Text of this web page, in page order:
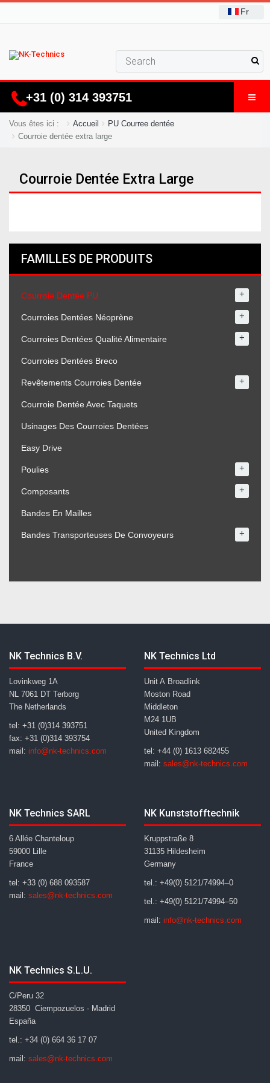
Fr
+31 (0) 314 393751
Vous êtes ici : Accueil
PU Courree dentée
Courroie dentée extra large
Courroie Dentée Extra Large
FAMILLES DE PRODUITS
Courroie Dentée PU +
Courroies Dentées Néoprène +
Courroies Dentées Qualité Alimentaire +
Courroies Dentées Breco
Revêtements Courroies Dentée +
Courroie Dentée Avec Taquets
Usinages Des Courroies Dentées
Easy Drive
Poulies +
Composants +
Bandes En Mailles
Bandes Transporteuses De Convoyeurs +
NK Technics B.V.
Lovinkweg 1A
NL 7061 DT Terborg
The Netherlands
tel: +31 (0)314 393751
fax: +31 (0)314 393754
mail: info@nk-technics.com
NK Technics Ltd
Unit A Broadlink
Moston Road
Middleton
M24 1UB
United Kingdom
tel: +44 (0) 1613 682455
mail: sales@nk-technics.com
NK Technics SARL
6 Allée Chanteloup
59000 Lille
France
tel: +33 (0) 688 093587
mail: sales@nk-technics.com
NK Kunststofftechnik
Kruppstraße 8
31135 Hildesheim
Germany
tel.: +49(0) 5121/74994–0
tel.: +49(0) 5121/74994–50
mail: info@nk-technics.com
NK Technics S.L.U.
C/Peru 32
28350 Ciempozuelos - Madrid
España
tel.: +34 (0) 664 36 17 07
mail: sales@nk-technics.com